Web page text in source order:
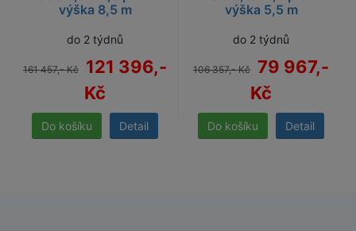
výška 8,5 m
do 2 týdnů
161 457,- Kč
121 396,-
Kč
Detail
výška 5,5 m
do 2 týdnů
106 357,- Kč
79 967,-
Kč
Detail